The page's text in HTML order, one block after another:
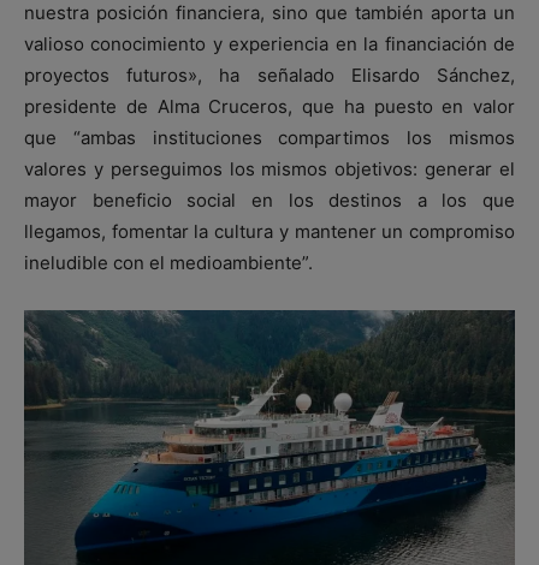
nuestra posición financiera, sino que también aporta un
valioso conocimiento y experiencia en la financiación de
proyectos futuros», ha señalado Elisardo Sánchez,
presidente de Alma Cruceros, que ha puesto en valor
que “ambas instituciones compartimos los mismos
valores y perseguimos los mismos objetivos: generar el
mayor beneficio social en los destinos a los que
llegamos, fomentar la cultura y mantener un compromiso
ineludible con el medioambiente”.